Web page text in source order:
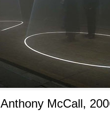
Anthony McCall,